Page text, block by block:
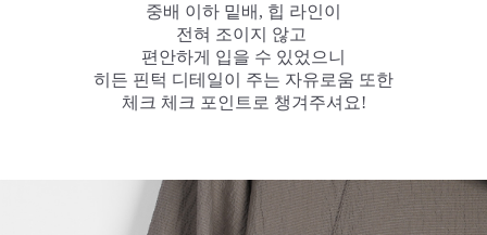
중배 이하 밑배, 힙 라인이
전혀 조이지 않고
편안하게 입을 수 있었으니
히든 핀턱 디테일이 주는 자유로움 또한
체크 체크 포인트로 챙겨주셔요!